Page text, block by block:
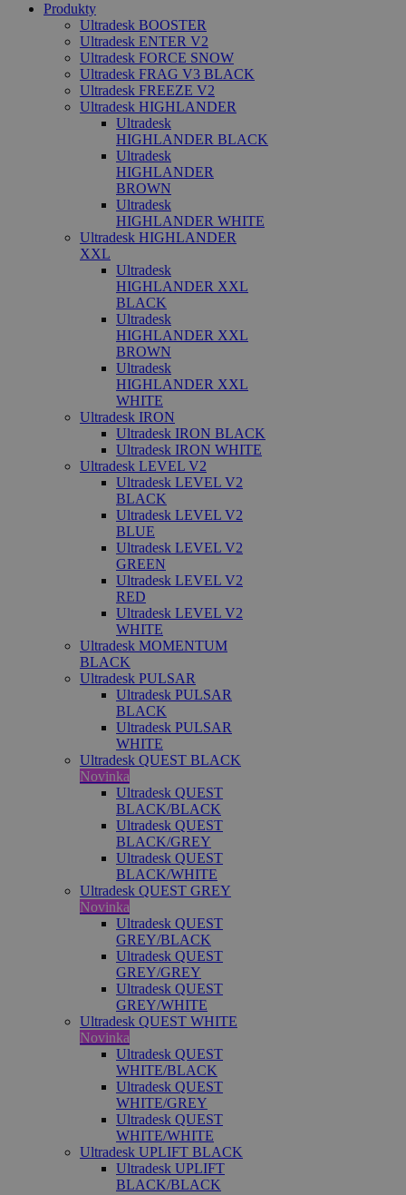
Produkty
Ultradesk BOOSTER
Ultradesk ENTER V2
Ultradesk FORCE SNOW
Ultradesk FRAG V3 BLACK
Ultradesk FREEZE V2
Ultradesk HIGHLANDER
Ultradesk
HIGHLANDER BLACK
Ultradesk
HIGHLANDER
BROWN
Ultradesk
HIGHLANDER WHITE
Ultradesk HIGHLANDER
XXL
Ultradesk
HIGHLANDER XXL
BLACK
Ultradesk
HIGHLANDER XXL
BROWN
Ultradesk
HIGHLANDER XXL
WHITE
Ultradesk IRON
Ultradesk IRON BLACK
Ultradesk IRON WHITE
Ultradesk LEVEL V2
Ultradesk LEVEL V2
BLACK
Ultradesk LEVEL V2
BLUE
Ultradesk LEVEL V2
GREEN
Ultradesk LEVEL V2
RED
Ultradesk LEVEL V2
WHITE
Ultradesk MOMENTUM
BLACK
Ultradesk PULSAR
Ultradesk PULSAR
BLACK
Ultradesk PULSAR
WHITE
Ultradesk QUEST BLACK
Novinka
Ultradesk QUEST
BLACK/BLACK
Ultradesk QUEST
BLACK/GREY
Ultradesk QUEST
BLACK/WHITE
Ultradesk QUEST GREY
Novinka
Ultradesk QUEST
GREY/BLACK
Ultradesk QUEST
GREY/GREY
Ultradesk QUEST
GREY/WHITE
Ultradesk QUEST WHITE
Novinka
Ultradesk QUEST
WHITE/BLACK
Ultradesk QUEST
WHITE/GREY
Ultradesk QUEST
WHITE/WHITE
Ultradesk UPLIFT BLACK
Ultradesk UPLIFT
BLACK/BLACK